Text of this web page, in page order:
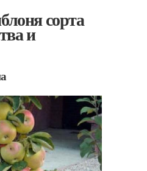
сорта
и